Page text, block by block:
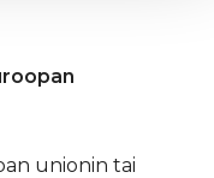
unionin tai